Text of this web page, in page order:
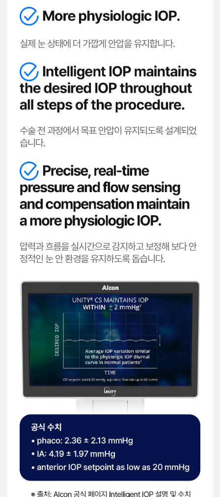
실제 눈 상태에 더 가깝게 안압을 유지합니다.
수술 전 과정에서 목표 안압이 유지되도록 설계되었
습니다.
압력과 흐름을 실시간으로 감지하고 보정해 보다 안
정적인 눈 안 환경을 유지하도록 돕습니다.